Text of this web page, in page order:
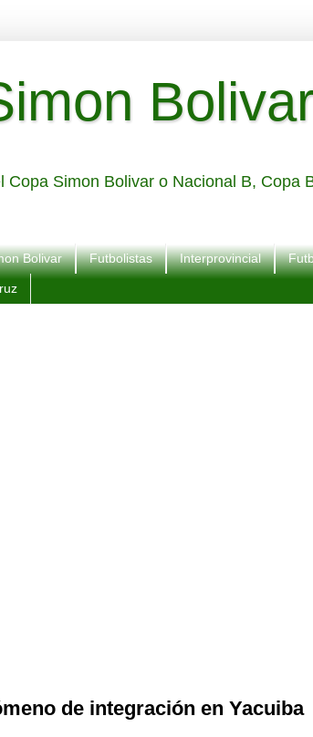
Copa Simon Bolivar o Nacional B, Copa
Bolivar Futbolistas Interprovincial
de integración en Yacuiba